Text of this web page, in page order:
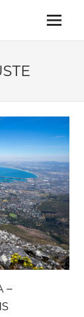
Menü
–